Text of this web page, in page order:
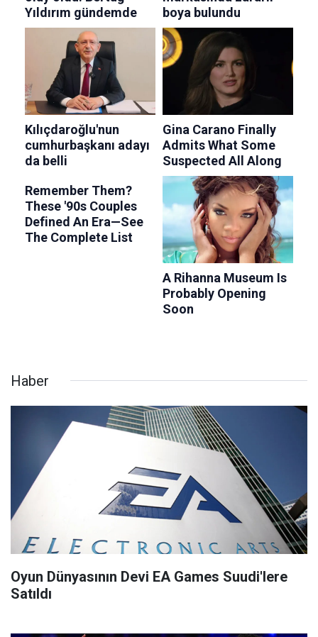
Haber
Oyun Dünyasının Devi EA Games Suudi'lere
Satıldı